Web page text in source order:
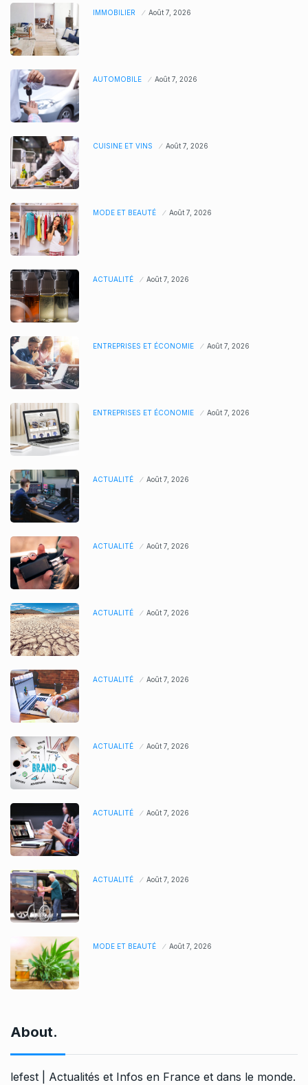
IMMOBILIER Août 7, 2026
AUTOMOBILE Août 7, 2026
CUISINE ET VINS Août 7, 2026
MODE ET BEAUTÉ Août 7, 2026
ACTUALITÉ Août 7, 2026
ENTREPRISES ET ÉCONOMIE Août 7, 2026
ENTREPRISES ET ÉCONOMIE Août 7, 2026
ACTUALITÉ Août 7, 2026
ACTUALITÉ Août 7, 2026
ACTUALITÉ Août 7, 2026
ACTUALITÉ Août 7, 2026
ACTUALITÉ Août 7, 2026
ACTUALITÉ Août 7, 2026
ACTUALITÉ Août 7, 2026
MODE ET BEAUTÉ Août 7, 2026
About.
lefest | Actualités et Infos en France et dans le monde.